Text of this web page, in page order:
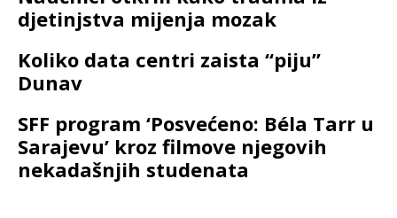
djetinjstva mijenja mozak
Koliko data centri zaista “piju”
Dunav
SFF program ‘Posvećeno: Béla Tarr u
Sarajevu’ kroz filmove njegovih
nekadašnjih studenata